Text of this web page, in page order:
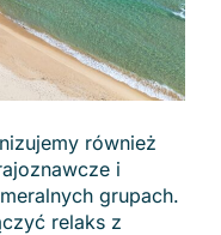
również
i
grupach.
relaks z